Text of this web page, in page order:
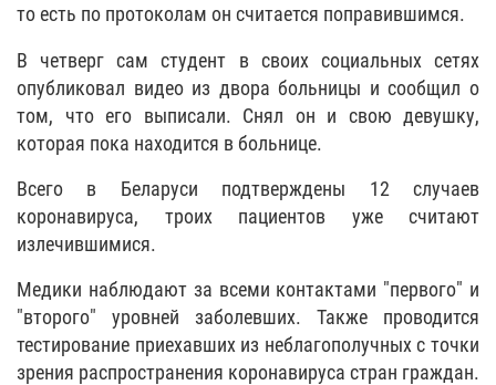
то есть по протоколам он считается поправившимся.
В четверг сам студент в своих социальных сетях
опубликовал видео из двора больницы и сообщил о
том, что его выписали. Снял он и свою девушку,
которая пока находится в больнице.
Всего в Беларуси подтверждены 12 случаев
коронавируса, троих пациентов уже считают
излечившимися.
Медики наблюдают за всеми контактами "первого" и
"второго" уровней заболевших. Также проводится
тестирование приехавших из неблагополучных с точки
зрения распространения коронавируса стран граждан.